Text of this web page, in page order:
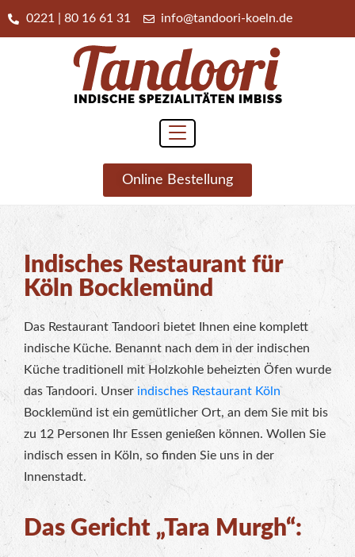
0221 | 80 16 61 31 info@tandoori-koeln.de
Online Bestellung
Indisches Restaurant für
Köln Bocklemünd
Das Restaurant Tandoori bietet Ihnen eine komplett
indische Küche. Benannt nach dem in der indischen
Küche traditionell mit Holzkohle beheizten Öfen wurde
das Tandoori. Unser indisches Restaurant Köln
Bocklemünd ist ein gemütlicher Ort, an dem Sie mit bis
zu 12 Personen Ihr Essen genießen können. Wollen Sie
indisch essen in Köln, so finden Sie uns in der
Innenstadt.
Das Gericht „Tara Murgh“: